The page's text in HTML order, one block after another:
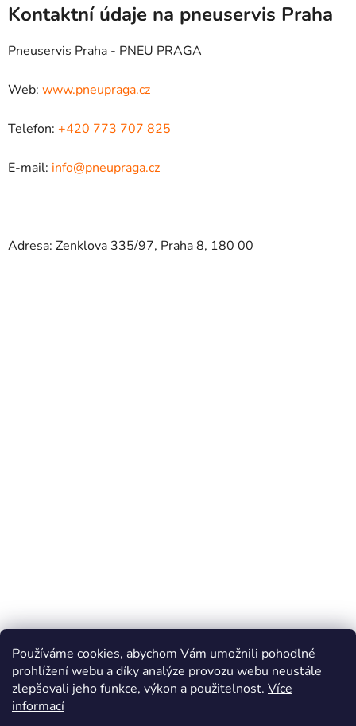
Používáme cookies, abychom Vám umožnili pohodlné
prohlížení webu a díky analýze provozu webu neustále
zlepšovali jeho funkce, výkon a použitelnost. Více
informací
Kontaktní údaje na pneuservis Praha
Pneuservis Praha - PNEU PRAGA
Web: www.pneupraga.cz
Telefon: +420 773 707 825
E-mail: info@pneupraga.cz
Adresa: Zenklova 335/97, Praha 8, 180 00